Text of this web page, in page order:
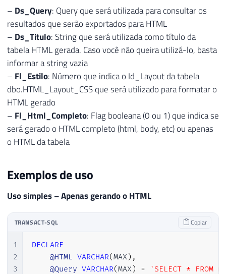
60
61
62
63
64
65
66
67
68
69
70
71
74
76
77
78
                    <td>"
dados
                retorno
+= @"
                </tr>"
;
}
{
                <tr>"
for (var i = 0; i <
                    <th>"
}
– Ds_Query: Query que será utilizada para consultar os
resultados que serão exportados para HTML
– Ds_Titulo: String que será utilizada como título da
tabela HTML gerada. Caso você não queira utilizá-lo, basta
informar a string vazia
– Fl_Estilo: Número que indica o Id_Layout da tabela
dbo.HTML_Layout_CSS que será utilizado para formatar o
HTML gerado
– Fl_Html_Completo: Flag booleana (0 ou 1) que indica se
será gerado o HTML completo (html, body, etc) ou apenas
o HTML da tabela
Exemplos de uso
Uso simples – Apenas gerando o HTML
TRANSACT-SQL Copiar
1
2
3
DECLARE
@HTML VARCHAR(MAX) ,
@Query VARCHAR(MAX) = 'SELECT * FROM